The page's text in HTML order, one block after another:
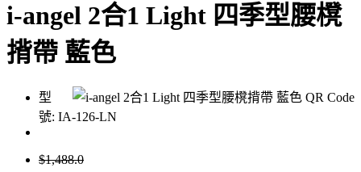
i-angel 2合1 Light 四季型腰櫈
揹帶 藍色
型
號: IA-126-LN
$1,488.0